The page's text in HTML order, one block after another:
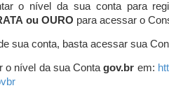
o nível da sua conta para
ou OURO para acessar o
sua conta, basta acessar sua
o nível da sua Contagov.br em: